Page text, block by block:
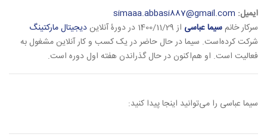
ایمیل: simaaa.abbasi887@gmail.com
سرکار خانمسیما عباسی از 1400/11/29 در دورۀ آنلاین
دیجیتال مارکتینگ
شرکت کرده‌است. سیما در حال حاضر در یک کسب و کار آنلاین مشغول به
فعالیت است. او هم‌اکنون در حال گذراندن هفته اول دوره است.
سیما عباسی را می‌توانید اینجا پیدا کنید: